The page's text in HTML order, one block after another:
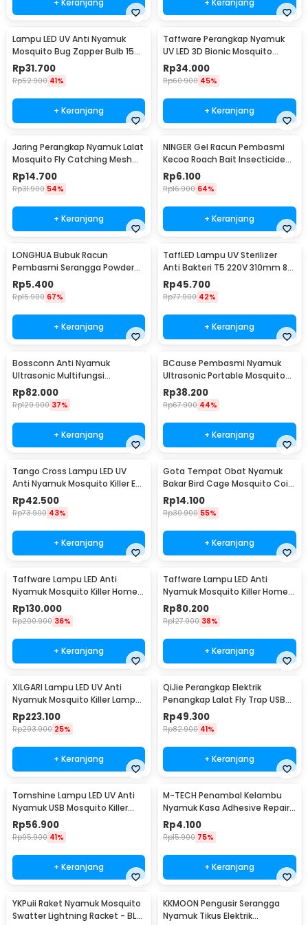
Lampu LED UV Anti Nyamuk
Mosquito Bug Zapper Bulb 15W
E27 Cool White - YC1350
Rp31.700
Rp52.900 41%
+ Keranjang
Taffware Perangkap Nyamuk
UV LED 3D Bionic Mosquito
Repellent - 139
Rp34.000
Rp60.900 45%
+ Keranjang
Jaring Perangkap Nyamuk Lalat
Mosquito Fly Catching Mesh
Net 23cm - J16
Rp14.700
Rp31.900 54%
+ Keranjang
NINGER Gel Racun Pembasmi
Kecoa Roach Bait Insecticide
Control 10g - JYZ12
Rp6.100
Rp16.900 64%
+ Keranjang
LONGHUA Bubuk Racun
Pembasmi Serangga Powder
Insektisida 25gr - IP25
Rp5.400
Rp15.900 67%
+ Keranjang
TaffLED Lampu UV Sterilizer
Anti Bakteri T5 220V 310mm 8W
- SP-T5-UV
Rp45.700
Rp77.900 42%
+ Keranjang
Bossconn Anti Nyamuk
Ultrasonic Multifungsi
Mosquito Repeller - HOE0067
Rp82.000
Rp129.900 37%
+ Keranjang
BCause Pembasmi Nyamuk
Ultrasonic Portable Mosquito
Repeller - 777
Rp38.200
Rp67.900 44%
+ Keranjang
Tango Cross Lampu LED UV
Anti Nyamuk Mosquito Killer EU
Plug 2W - A-88
Rp42.500
Rp73.900 43%
+ Keranjang
Gota Tempat Obat Nyamuk
Bakar Bird Cage Mosquito Coil
Holder Fireproof - TK01
Rp14.100
Rp30.900 55%
+ Keranjang
Taffware Lampu LED Anti
Nyamuk Mosquito Killer Home
Usage 220V 6W - TF-550
Rp130.000
Rp200.900 36%
+ Keranjang
Taffware Lampu LED Anti
Nyamuk Mosquito Killer Home
Usage 220V 4W - TF-510
Rp80.200
Rp127.900 38%
+ Keranjang
XILGARI Lampu LED UV Anti
Nyamuk Mosquito Killer Lamp
USB 5V 1A - 375
Rp223.100
Rp293.900 25%
+ Keranjang
QiJie Perangkap Elektrik
Penangkap Lalat Fly Trap USB
DC5V - XFX026
Rp49.300
Rp82.900 41%
+ Keranjang
Tomshine Lampu LED UV Anti
Nyamuk USB Mosquito Killer
Lamp 1200mAh - YG-003
Rp56.900
Rp95.900 41%
+ Keranjang
M-TECH Penambal Kelambu
Nyamuk Kasa Adhesive Repair
Patch 6 PCS - TP10-P
Rp4.100
Rp15.900 75%
+ Keranjang
YKPuii Raket Nyamuk Mosquito
Swatter Lightning Racket - BL-
KKMOON Pengusir Serangga
Nyamuk Tikus Elektrik